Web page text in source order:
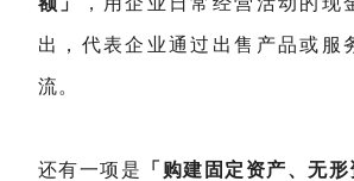
出，代表企业通过出售产品或服
流。
还有一项是 「购建固定资产、无